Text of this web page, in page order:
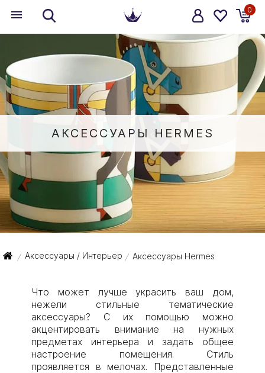
0
АКСЕССУАРЫ HERMES
/ Аксессуары / Интерьер / Аксессуары Hermes
Что может лучше украсить ваш дом,
нежели стильные тематические
аксессуары? С их помощью можно
акцентировать внимание на нужных
предметах интерьера и задать общее
настроение помещения. Стиль
проявляется в мелочах. Представленные